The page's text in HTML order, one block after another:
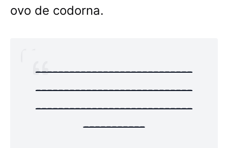
ovo de codorna.
----------------------------
----------------------------
----------------------------
-----------